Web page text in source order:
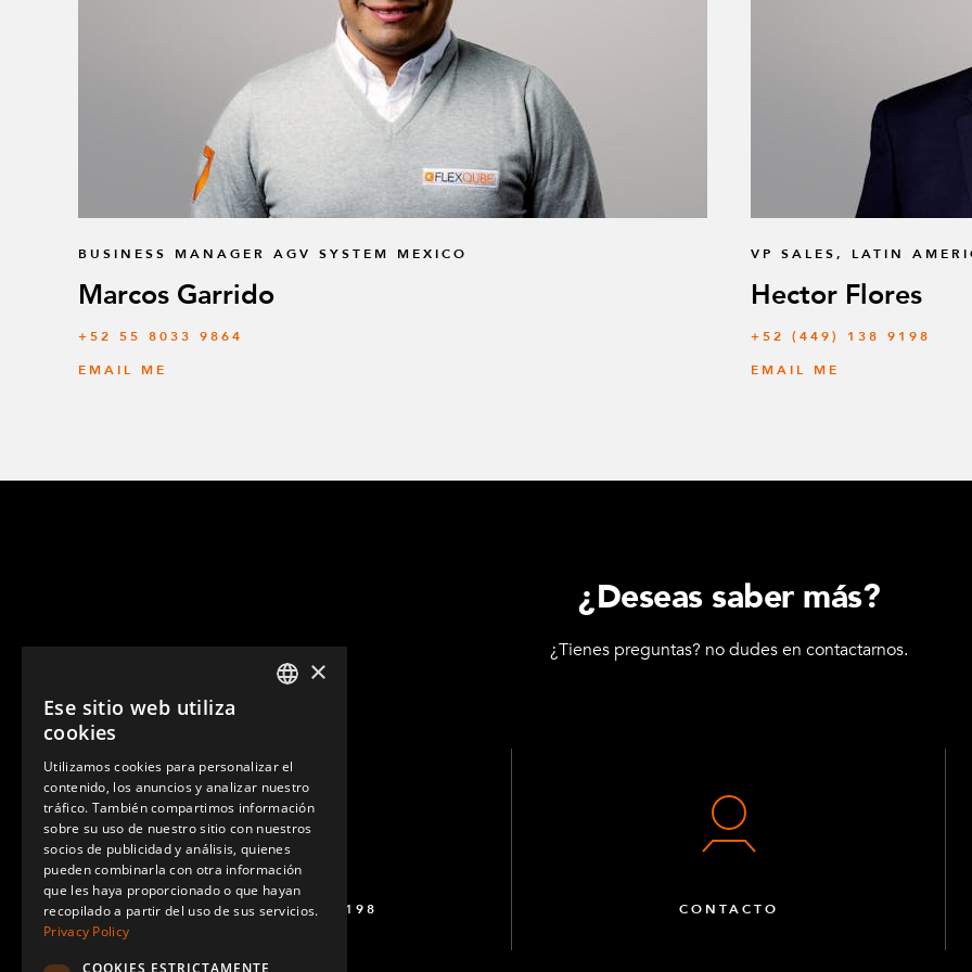
BUSINESS MANAGER AGV SYSTEM MEXICO
Marcos Garrido
+52 55 8033 9864
EMAIL ME
VP SALES, LATIN
Hector Flores
+52 (449) 138 9198
EMAIL ME
¿Deseas saber más?
¿Tienes preguntas? no dudes en contactarnos.
+52 449 138 9198 CONTACTO
×
Ese sitio web utiliza
cookies
Utilizamos cookies para personalizar el
contenido, los anuncios y analizar nuestro
tráfico. También compartimos información
sobre su uso de nuestro sitio con nuestros
socios de publicidad y análisis, quienes
pueden combinarla con otra información
que les haya proporcionado o que hayan
recopilado a partir del uso de sus servicios.
Privacy Policy
COOKIES ESTRICTAMENTE